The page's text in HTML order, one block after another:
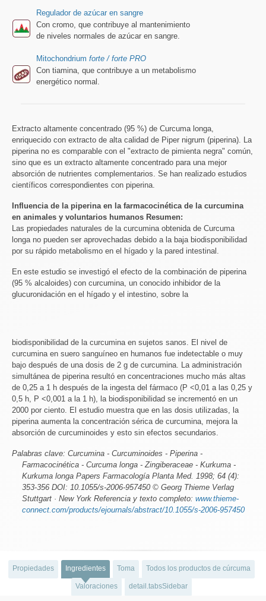
Regulador de azúcar en sangre
Con cromo, que contribuye al mantenimiento
de niveles normales de azúcar en sangre.
Mitochondrium forte / forte PRO
Con tiamina, que contribuye a un metabolismo
energético normal.
Extracto altamente concentrado (95 %) de Curcuma longa,
enriquecido con extracto de alta calidad de Piper nigrum (piperina). La
piperina no es comparable con el "extracto de pimienta negra" común,
sino que es un extracto altamente concentrado para una mejor
absorción de nutrientes complementarios. Se han realizado estudios
científicos correspondientes con piperina.
Influencia de la piperina en la farmacocinética de la curcumina
en animales y voluntarios humanos Resumen:
Las propiedades naturales de la curcumina obtenida de Curcuma
longa no pueden ser aprovechadas debido a la baja biodisponibilidad
por su rápido metabolismo en el hígado y la pared intestinal.
En este estudio se investigó el efecto de la combinación de piperina
(95 % alcaloides) con curcumina, un conocido inhibidor de la
glucuronidación en el hígado y el intestino, sobre la
biodisponibilidad de la curcumina en sujetos sanos. El nivel de
curcumina en suero sanguíneo en humanos fue indetectable o muy
bajo después de una dosis de 2 g de curcumina. La administración
simultánea de piperina resultó en concentraciones mucho más altas
de 0,25 a 1 h después de la ingesta del fármaco (P <0,01 a las 0,25 y
0,5 h, P <0,001 a la 1 h), la biodisponibilidad se incrementó en un
2000 por ciento. El estudio muestra que en las dosis utilizadas, la
piperina aumenta la concentración sérica de curcumina, mejora la
absorción de curcuminoides y esto sin efectos secundarios.
Palabras clave: Curcumina - Curcuminoides - Piperina -
Farmacocinética - Curcuma longa - Zingiberaceae - Kurkuma -
Kurkuma longa Papers Farmacología Planta Med. 1998; 64 (4):
353-356 DOI: 10.1055/s-2006-957450 © Georg Thieme Verlag
Stuttgart · New York Referencia y texto completo: www.thieme-
connect.com/products/ejournals/abstract/10.1055/s-2006-957450
Propiedades Ingredientes Toma Todos los productos de cúrcuma
Valoraciones detail.tabsSidebar